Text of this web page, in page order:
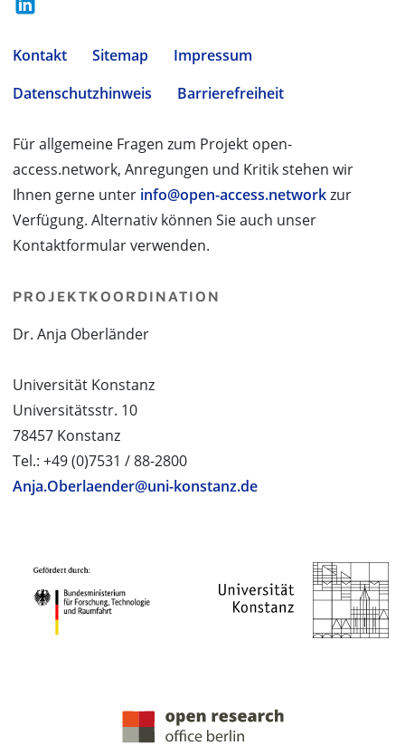
Kontakt Sitemap
Impressum
Datenschutzhinweis
Barrierefreiheit
Für allgemeine Fragen zum Projekt open-
access.network, Anregungen und Kritik stehen wir
Ihnen gerne unter info@open-access.networkzur
Verfügung. Alternativ können Sie auch unser
Kontaktformular verwenden.
PROJEKTKOORDINATION
Dr. Anja Oberländer
Universität Konstanz
Universitätsstr. 10
78457 Konstanz
Tel.: +49 (0)7531 / 88-2800
Anja.Oberlaender@uni-konstanz.de